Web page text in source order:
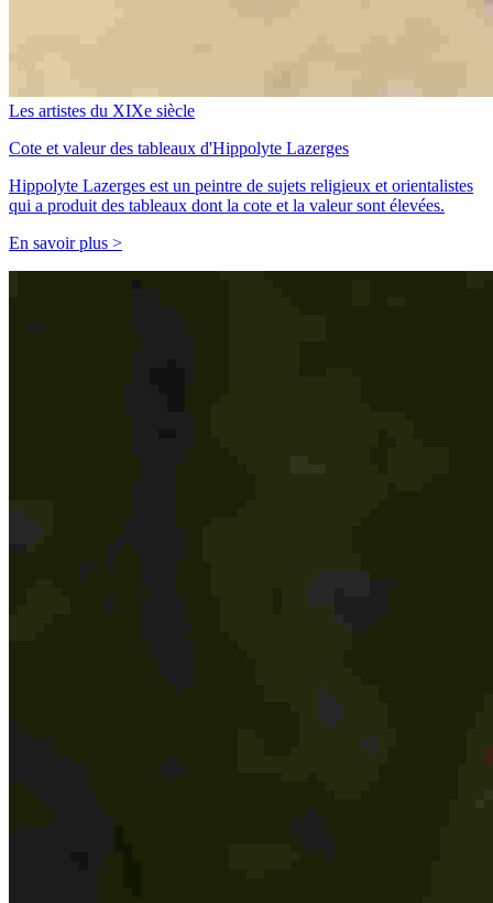
Les artistes du XIXe siècle
Cote et valeur des tableaux d'Hippolyte Lazerges
Hippolyte Lazerges est un peintre de sujets religieux et orientalistes
qui a produit des tableaux dont la cote et la valeur sont élevées.
En savoir plus >